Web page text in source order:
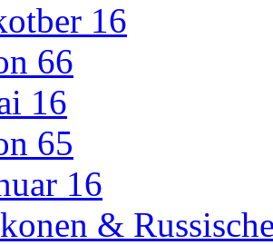
16
66
16
65
16
&